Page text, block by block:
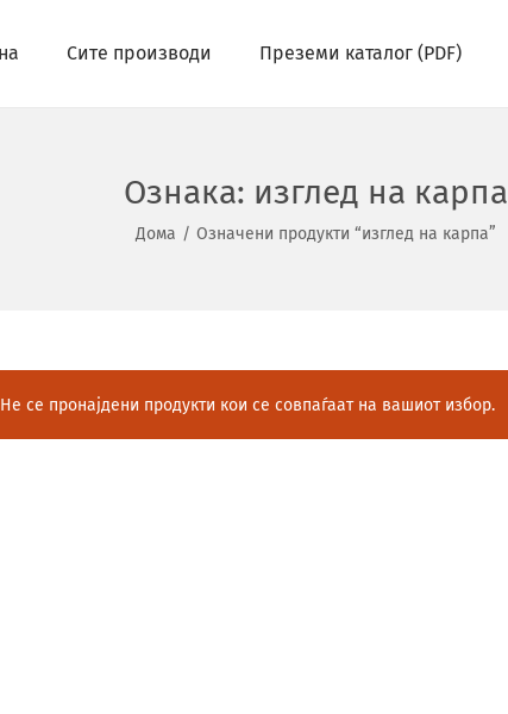
Сите производи Преземи каталог (PDF)
Ознака: изглед на карпа
Дома / Означени продукти “изглед на карпа”
Не се пронајдени продукти кои се совпаѓаат на вашиот избор.